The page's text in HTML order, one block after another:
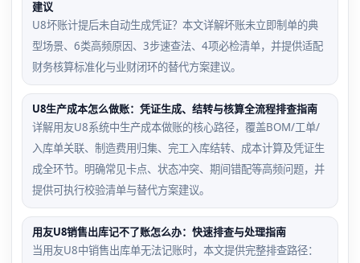
建议
U8坏账计提后未自动生成凭证？本文详解坏账未立即制单的典
型场景、6类高频原因、3步速查法、4项必检清单，并提供适配
财务核算标准化与业财闭环的替代方案建议。
U8生产成本怎么做账：凭证生成、结转与核算全流程排查指南
详解用友U8系统中生产成本做账的核心路径，覆盖BOM/工单/
入库单关联、制造费用归集、完工入库结转、成本计算及凭证生
成全环节。明确常见卡点、状态冲突、期间错配等高频问题，并
提供可执行校验清单与替代方案建议。
用友U8销售出库记不了账怎么办：快速排查与处理指南
当用友U8中销售出库单无法记账时，本文提供完整排查路径：